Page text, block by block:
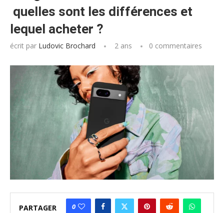
quelles sont les différences et
lequel acheter ?
écrit par Ludovic Brochard 2 ans 0 commentaires
PARTAGER 0